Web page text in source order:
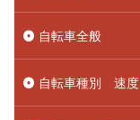
自転車全般
自転車種別 速度